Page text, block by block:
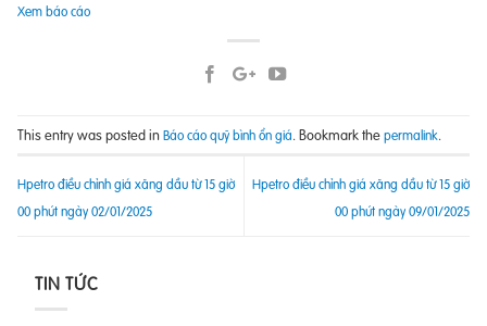
TIN TỨC
Xem báo cáo
This entry was posted inBáo cáo quỹ bình ổn giá. Bookmark thepermalink.
Hpetro điều chỉnh giá xăng dầu từ 15 giờ
00 phút ngày 02/01/2025
Hpetro điều chỉnh giá xăng dầu từ 15 giờ
00 phút ngày 09/01/2025